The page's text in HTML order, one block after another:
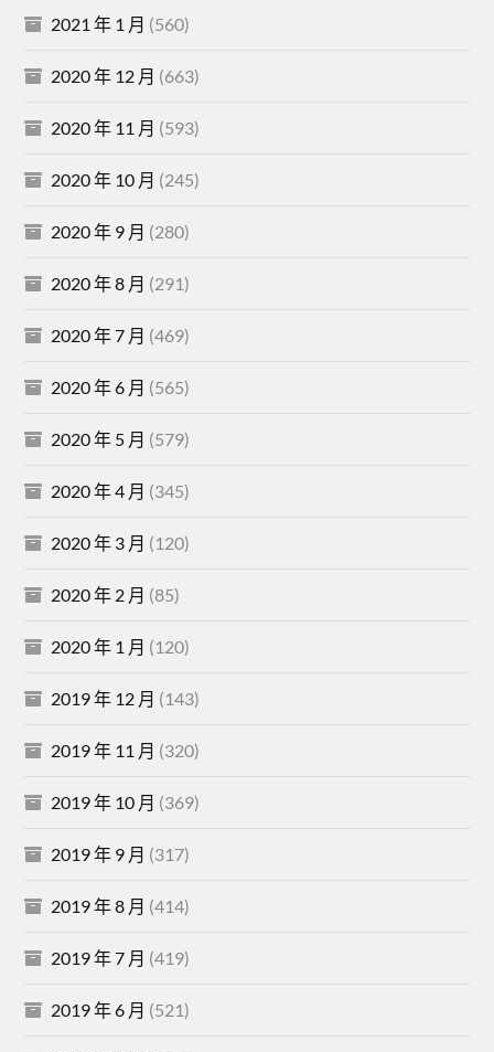
2021 年 1 月 (560)
2020 年 12 月 (663)
2020 年 11 月 (593)
2020 年 10 月 (245)
2020 年 9 月 (280)
2020 年 8 月 (291)
2020 年 7 月 (469)
2020 年 6 月 (565)
2020 年 5 月 (579)
2020 年 4 月 (345)
2020 年 3 月 (120)
2020 年 2 月 (85)
2020 年 1 月 (120)
2019 年 12 月 (143)
2019 年 11 月 (320)
2019 年 10 月 (369)
2019 年 9 月 (317)
2019 年 8 月 (414)
2019 年 7 月 (419)
2019 年 6 月 (521)